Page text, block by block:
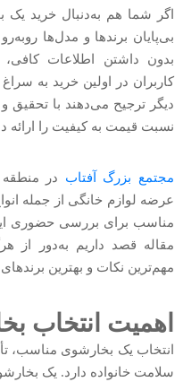
اگر شما هم به‌دنبال خرید یک
بی‌پایان برندها و مدل‌ها
بدون داشتن اطلاعات
کاربران در اولین خرید به
دیگر ترجیح می‌دهند با تحقیق
نسبت قیمت به کیفیت را ارائه
مجتمع بزرگ آفتاب در منطقه
عرضه لوازم خانگی از جمله
مناسب برای بررسی حضوری
مقاله قصد داریم به‌دور از
مهم‌ترین نکات و بهترین
اهمیت انتخاب
انتخاب یک بخارشوی مناسب،
سلامت خانواده دارد. یک